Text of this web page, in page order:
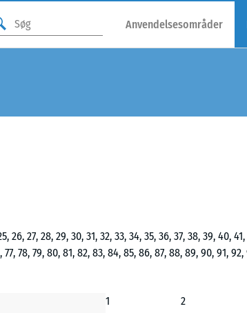
Anvendelsesområder
26, 27, 28, 29, 30, 31, 32, 33, 34, 35, 36, 37, 38, 39, 40,
77, 78, 79, 80, 81, 82, 83, 84, 85, 86, 87, 88, 89, 90, 91,
1 2